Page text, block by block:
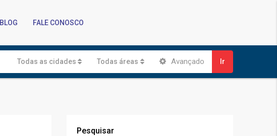
BLOG FALE CONOSCO
Todas as cidades Todas áreas Avançado Ir
Pesquisar